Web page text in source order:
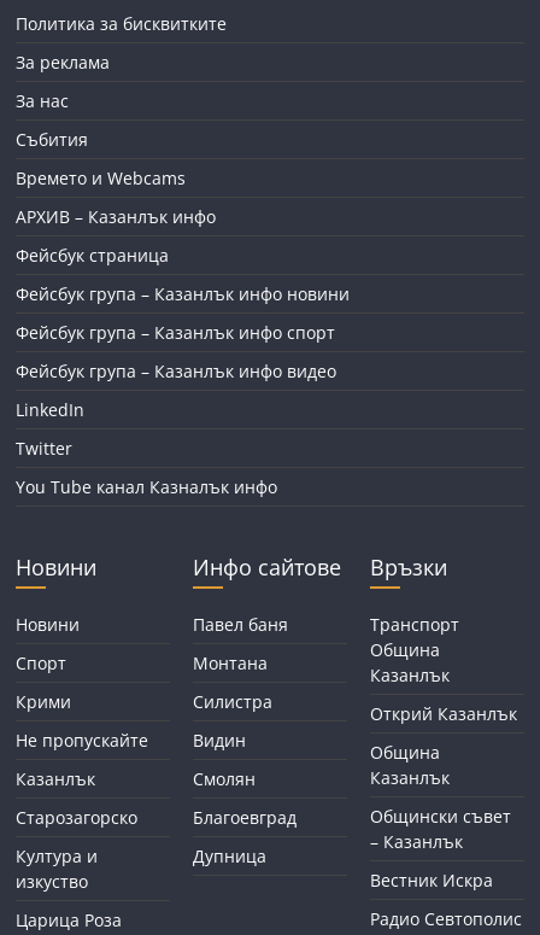
Политика за бисквитките
За реклама
За нас
Събития
Времето и Webcams
АРХИВ – Казанлък инфо
Фейсбук страница
Фейсбук група – Казанлък инфо новини
Фейсбук група – Казанлък инфо спорт
Фейсбук група – Казанлък инфо видео
LinkedIn
Twitter
You Tube канал Казналък инфо
Новини
Новини
Спорт
Крими
Не пропускайте
Казанлък
Старозагорско
Култура и
изкуство
Царица Роза
Инфо сайтове
Павел баня
Монтана
Силистра
Видин
Смолян
Благоевград
Дупница
Връзки
Транспорт
Община
Казанлък
Открий Казанлък
Община
Казанлък
Общински съвет
– Казанлък
Вестник Искра
Радио Севтополис